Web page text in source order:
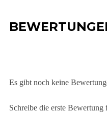
Es gibt noch keine
Schreibe die erste